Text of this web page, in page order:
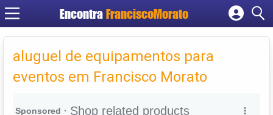
Encontra FranciscoMorato
Cadastrar empresa
Criar conta
aluguel de equipamentos para
eventos em Francisco Morato